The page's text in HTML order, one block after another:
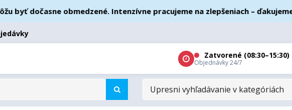
obmedzené. Intenzívne pracujeme na zlepšeniach – ďakujeme
Zatvorené (08:30–15:30)
Objednávky 24/7
UPRESNI
VYHĽADÁVANIE